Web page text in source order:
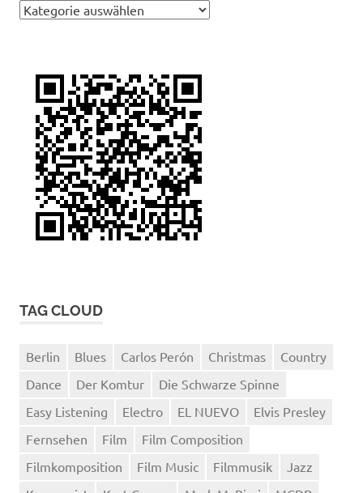
Kategorien
TAG CLOUD
Berlin Blues Carlos Perón Christmas
Country
Dance
Der Komtur
Die Schwarze Spinne
Easy Listening
Electro EL NUEVO
Elvis Presley
Fernsehen
Film
Film Composition
Filmkomposition
Film Music Filmmusik
Jazz